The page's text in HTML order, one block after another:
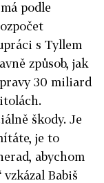
podle
s Tyllem
způsob, jak
30 miliard
škody. Je
je to
abychom
Babiš